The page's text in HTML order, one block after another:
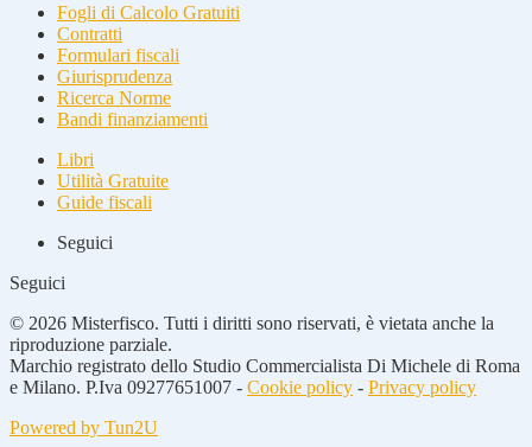
Fogli di Calcolo Gratuiti
Contratti
Formulari fiscali
Giurisprudenza
Ricerca Norme
Bandi finanziamenti
Libri
Utilità Gratuite
Guide fiscali
Seguici
Seguici
© 2026 Misterfisco. Tutti i diritti sono riservati, è vietata anche la
riproduzione parziale.
Marchio registrato dello Studio Commercialista Di Michele di Roma
e Milano. P.Iva 09277651007 - Cookie policy - Privacy policy
Powered by Tun2U